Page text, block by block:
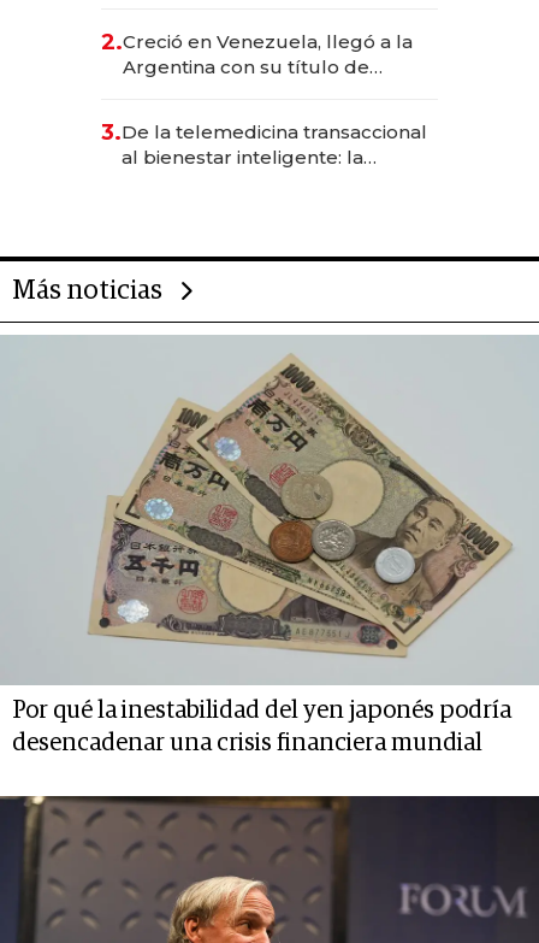
2.Creció en Venezuela, llegó a la
Argentina con su título de
las marcas "fast premium"
3.De la telemedicina transaccional
al bienestar inteligente: la
Más noticias
Por qué la inestabilidad del yen japonés podría
desencadenar una crisis financiera mundial